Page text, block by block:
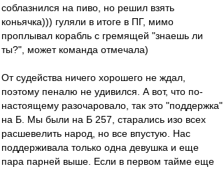
соблазнился на пиво, но решил взять
коньячка))) гуляли в итоге в ПГ, мимо
проплывал корабль с гремящей "знаешь ли
ты?", может команда отмечала)
От судейства ничего хорошего не ждал,
поэтому пеналю не удивился. А вот, что по-
настоящему разочаровало, так это "поддержка"
на Б. Мы были на Б 257, старались изо всех
расшевелить народ, но все впустую. Нас
поддерживала только одна девушка и еще
пара парней выше. Если в первом тайме еще